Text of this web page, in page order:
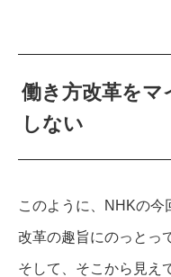
働き方改革をマ
しない
このように、NHKの今
改革の趣旨にのっとっ
そして、そこから見え